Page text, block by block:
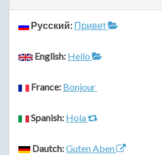
Русский: Привет
English: Hello
France: Bonjour
Spanish: Hola
Dautch:Guten Aben